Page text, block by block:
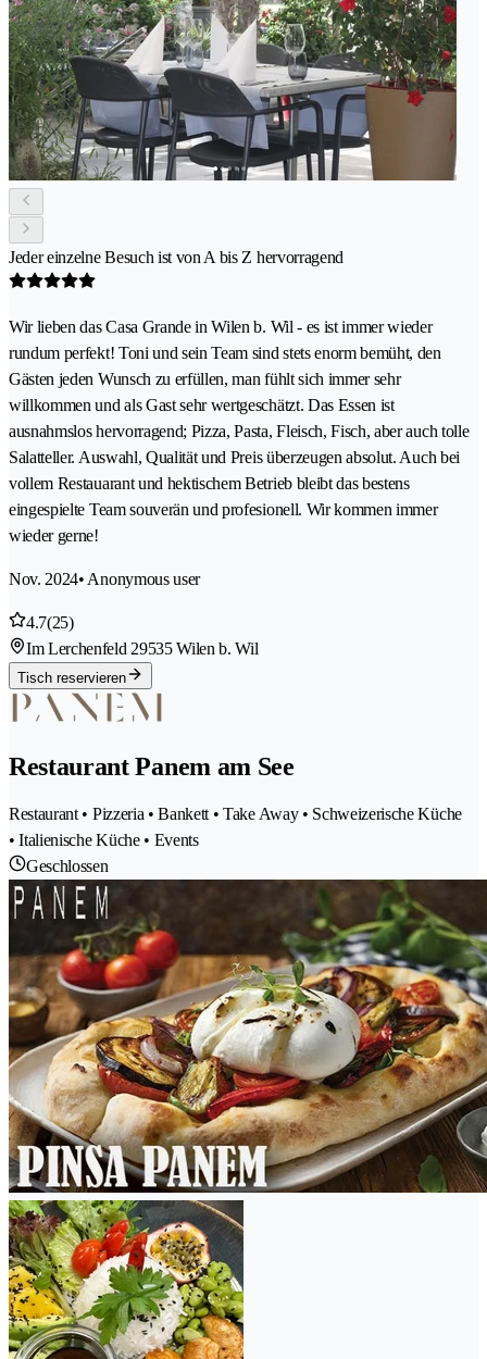
Jeder einzelne Besuch ist von A bis Z hervorragend
Wir lieben das Casa Grande in Wilen b. Wil - es ist immer wieder
rundum perfekt! Toni und sein Team sind stets enorm bemüht, den
Gästen jeden Wunsch zu erfüllen, man fühlt sich immer sehr
willkommen und als Gast sehr wertgeschätzt. Das Essen ist
ausnahmslos hervorragend; Pizza, Pasta, Fleisch, Fisch, aber auch tolle
Salatteller. Auswahl, Qualität und Preis überzeugen absolut. Auch bei
vollem Restauarant und hektischem Betrieb bleibt das bestens
eingespielte Team souverän und profesionell. Wir kommen immer
wieder gerne!
Nov. 2024• Anonymous user
4.7(25)
Im Lerchenfeld 29535 Wilen b. Wil
Tisch reservieren
Restaurant Panem am See
Restaurant • Pizzeria • Bankett • Take Away • Schweizerische Küche
• Italienische Küche • Events
Geschlossen